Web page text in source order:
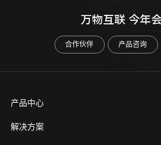
万物互联 今年
合作伙伴 产品咨询
产品中心
解决方案